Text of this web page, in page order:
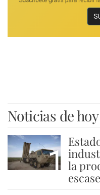
Noticias de hoy
1 la